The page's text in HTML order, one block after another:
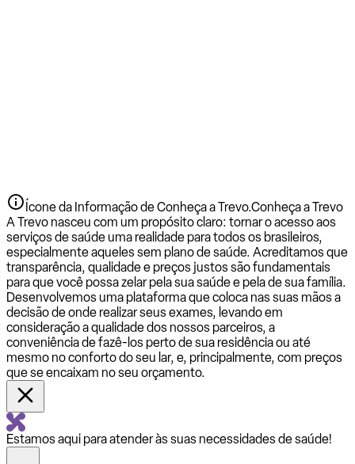
Ícone da Informação de Conheça a Trevo.Conheça a Trevo
A Trevo nasceu com um propósito claro: tornar o acesso aos
serviços de saúde uma realidade para todos os brasileiros,
especialmente aqueles sem plano de saúde. Acreditamos que
transparência, qualidade e preços justos são fundamentais
para que você possa zelar pela sua saúde e pela de sua família.
Desenvolvemos uma plataforma que coloca nas suas mãos a
decisão de onde realizar seus exames, levando em
consideração a qualidade dos nossos parceiros, a
conveniência de fazê-los perto de sua residência ou até
mesmo no conforto do seu lar, e, principalmente, com preços
que se encaixam no seu orçamento.
Estamos aqui para atender às suas necessidades de saúde!